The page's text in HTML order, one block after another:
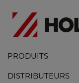
PRODUITS
DISTRIBUTEURS